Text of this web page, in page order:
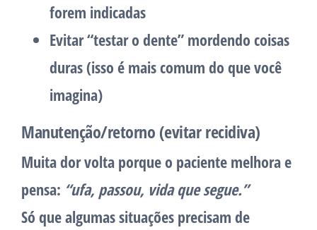
forem indicadas
Evitar “testar o dente” mordendo coisas
duras (isso é mais comum do que você
imagina)
Manutenção/retorno (evitar recidiva)
Muita dor volta porque o paciente melhora e
pensa: “ufa, passou, vida que segue.”
Só que algumas situações precisam de